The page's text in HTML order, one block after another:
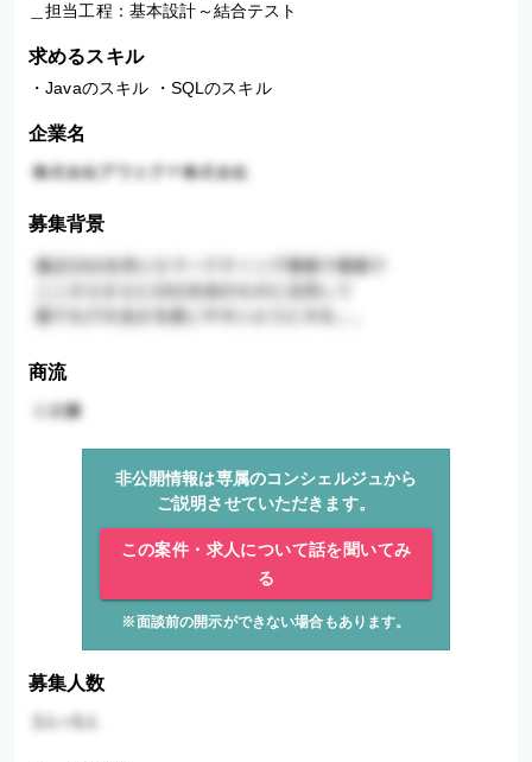
＿担当工程：基本設計～結合テスト
求めるスキル
・Javaのスキル ・SQLのスキル
企業名
募集背景
商流
非公開情報は専属のコンシェルジュから
ご説明させていただきます。
この案件・求人について話を聞いてみ
る
※面談前の開示ができない場合もあります。
募集人数